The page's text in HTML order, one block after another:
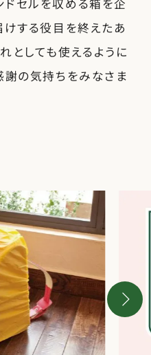
セルを収める箱を企
けする役目を終えたあ
としても使えるように
謝の気持ちをみなさま